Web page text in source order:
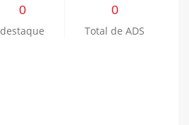
0
destaque
0
Total de ADS